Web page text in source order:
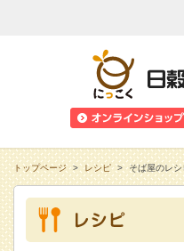
トップページ > レシピ > そば屋のレ